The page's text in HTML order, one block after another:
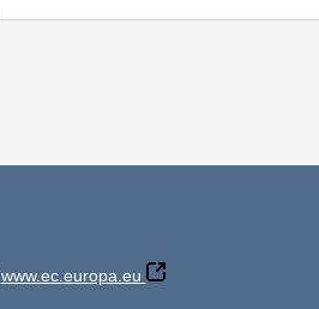
www.ec.europa.eu